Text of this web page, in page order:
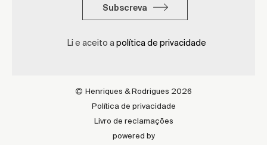
Subscreva
Li e aceito a política de privacidade
Henriques & Rodrigues 2026
Política de privacidade
Livro de reclamações
powered by